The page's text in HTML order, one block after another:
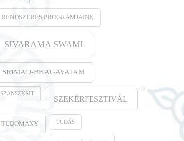
RENDSZERES PROGRAMJAINK
SIVARAMA SWAMI
SRIMAD-BHAGAVATAM
SZANSZKRIT
SZEKÉRFESZTIVÁL
TUDOMÁNY TUDÁS